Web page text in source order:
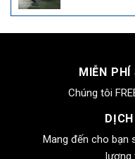
MIỄN PHÍ
Chúng tôi
Mang đến cho bạn
lượng